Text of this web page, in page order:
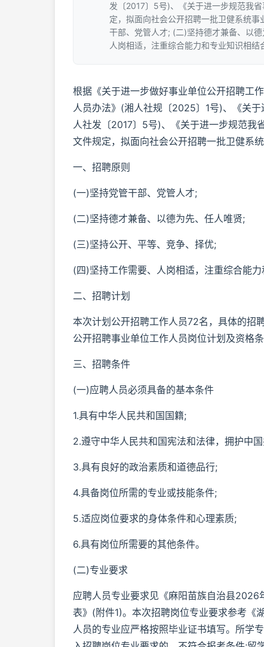
发〔2017〕5号)、《关于进一步规范我
定，拟面向社会公开招聘一批卫健系统
干部、党管人才; (二)坚持德才兼备、以
人岗相适，注重综合能力和专业知识相结
根据《关于进一步做好事业单位公开招聘工
人员办法》(湘人社规〔2025〕1号)、《关
人社发〔2017〕5号)、《关于进一步规范我
文件规定，拟面向社会公开招聘一批卫健系
一、招聘原则
(一)坚持党管干部、党管人才;
(二)坚持德才兼备、以德为先、任人唯贤;
(三)坚持公开、平等、竞争、择优;
(四)坚持工作需要、人岗相适，注重综合能力
二、招聘计划
本次计划公开招聘工作人员72名，具体的招
公开招聘事业单位工作人员岗位计划及资格条
三、招聘条件
(一)应聘人员必须具备的基本条件
1.具有中华人民共和国国籍;
2.遵守中华人民共和国宪法和法律，拥护中
3.具有良好的政治素质和道德品行;
4.具备岗位所需的专业或技能条件;
5.适应岗位要求的身体条件和心理素质;
6.具有岗位所需要的其他条件。
(二)专业要求
应聘人员专业要求见《麻阳苗族自治县
表》(附件1)。本次招聘岗位专业要求参考
人员的专业应严格按照毕业证书填写。所学